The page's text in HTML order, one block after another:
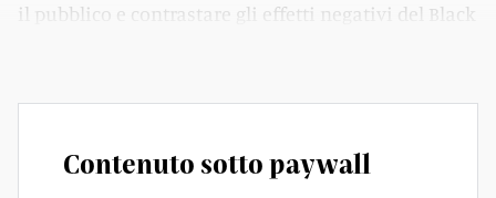
il pubblico e contrastare gli effetti negativi del Black
Contenuto sotto paywall